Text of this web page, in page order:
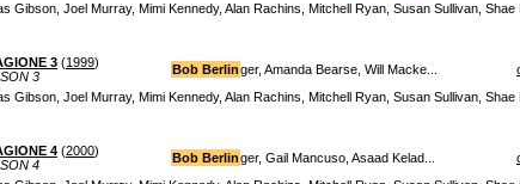
Gibson, Joel Murray, Mimi Kennedy, Alan Rachins, Mitchell Ryan, Susan Sullivan,
3 (1999)
3
Bob Berlinger, Amanda Bearse, Will Macke...
Gibson, Joel Murray, Mimi Kennedy, Alan Rachins, Mitchell Ryan, Susan Sullivan,
4 (2000)
4
Bob Berlinger, Gail Mancuso, Asaad Kelad...